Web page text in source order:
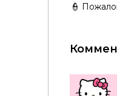
👮